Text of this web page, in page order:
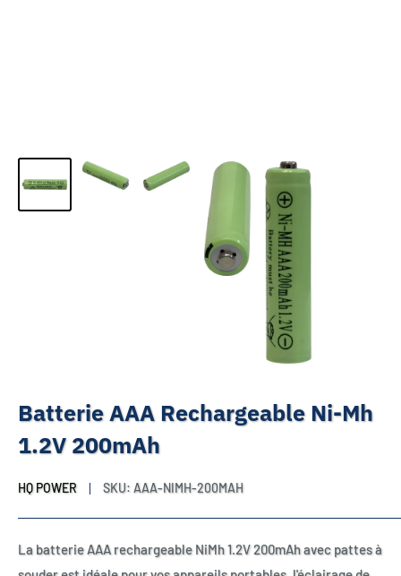
Batterie AAA Rechargeable Ni-Mh
1.2V 200mAh
HQ POWER SKU: AAA-NIMH-200MAH
La batterie AAA rechargeable NiMh 1.2V 200mAh avec pattes à